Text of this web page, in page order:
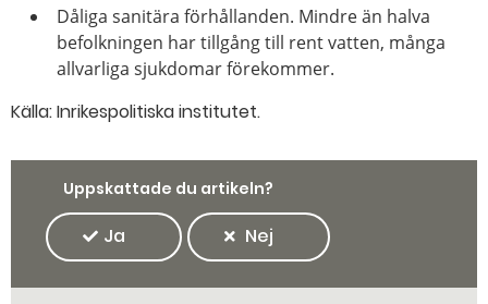
Dåliga sanitära förhållanden. Mindre än halva
befolkningen har tillgång till rent vatten, många
allvarliga sjukdomar förekommer.
Källa: Inrikespolitiska institutet.
Uppskattade du artikeln?
Ja Nej